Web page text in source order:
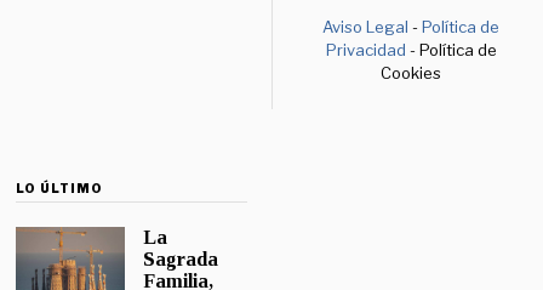
Aviso Legal -Política de
Privacidad - Política de
Cookies
LO ÚLTIMO
La
Sagrada
Familia,